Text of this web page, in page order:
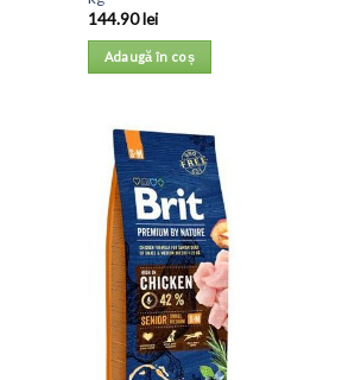
144.90lei
Adaugă în coș